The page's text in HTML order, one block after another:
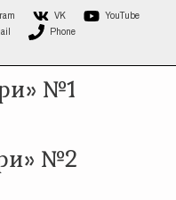
VK
YouTube
Phone
№1
№2